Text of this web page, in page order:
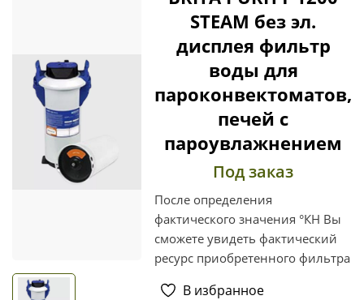
STEAM без эл.
дисплея фильтр
воды для
пароконвектоматов,
печей с
пароувлажнением
Под заказ
После определения
фактического значения °КН Вы
сможете увидеть фактический
ресурс приобретенного фильтра
В избранное